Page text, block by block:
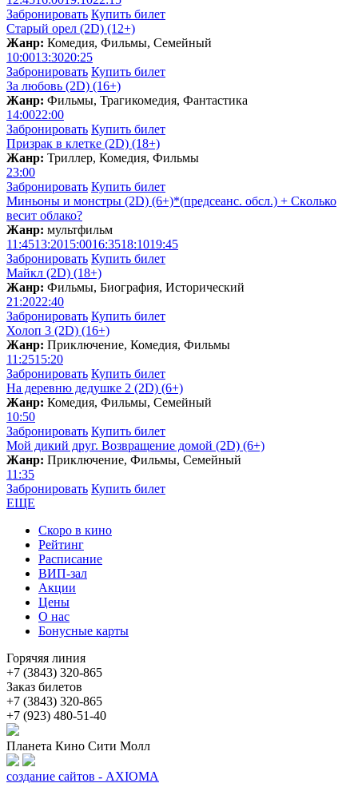
Забронировать Купить билет
Старый орел (2D) (12+)
Жанр: Комедия, Фильмы, Семейный
10:0013:3020:25
Забронировать Купить билет
За любовь (2D) (16+)
Жанр: Фильмы, Трагикомедия, Фантастика
14:0022:00
Забронировать Купить билет
Призрак в клетке (2D) (18+)
Жанр: Триллер, Комедия, Фильмы
23:00
Забронировать Купить билет
Миньоны и монстры (2D) (6+)*(предсеанс. обсл.) + Скoлько
весит облако?
Жанр: мультфильм
11:4513:2015:0016:3518:1019:45
Забронировать Купить билет
Майкл (2D) (18+)
Жанр: Фильмы, Биография, Исторический
21:2022:40
Забронировать Купить билет
Холоп 3 (2D) (16+)
Жанр: Приключение, Комедия, Фильмы
11:2515:20
Забронировать Купить билет
На деревню дедушке 2 (2D) (6+)
Жанр: Комедия, Фильмы, Семейный
10:50
Забронировать Купить билет
Мой дикий друг. Возвращение домой (2D) (6+)
Жанр: Приключение, Фильмы, Семейный
11:35
Забронировать Купить билет
ЕЩЕ
Скоро в кино
Рейтинг
Расписание
ВИП-зал
Акции
Цены
О нас
Бонусные карты
Горячяя линия
+7 (3843) 320-865
Заказ билетов
+7 (3843) 320-865
+7 (923) 480-51-40
Планета Кино Сити Молл
создание сайтов - AXIOMA